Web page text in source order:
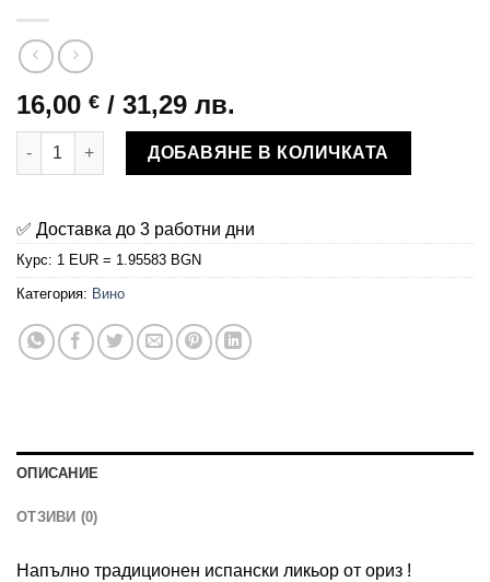
16,00 € / 31,29 лв.
количество за Ликьор мляко с ориз
ДОБАВЯНЕ В КОЛИЧКАТА
✅ Доставка до 3 работни дни
Курс: 1 EUR = 1.95583 BGN
Категория: Вино
ОПИСАНИЕ
ОТЗИВИ (0)
Напълно традиционен испански ликьор от ориз !